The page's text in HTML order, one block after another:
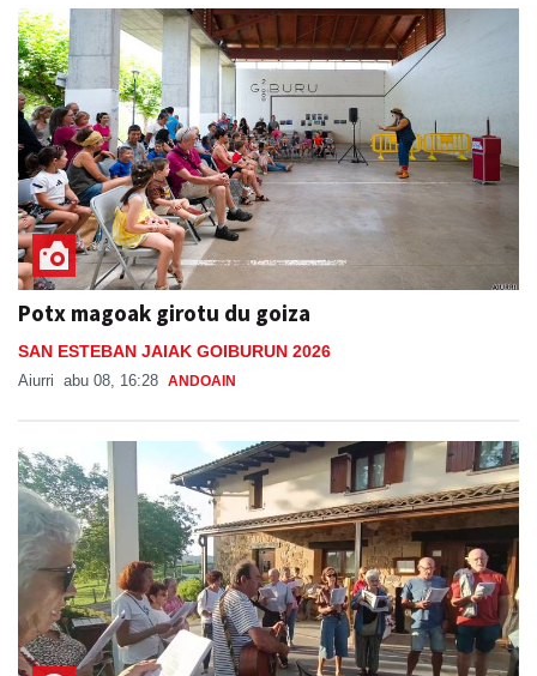
Potx magoak girotu du goiza
SAN ESTEBAN JAIAK GOIBURUN 2026
Aiurri abu 08, 16:28 ANDOAIN